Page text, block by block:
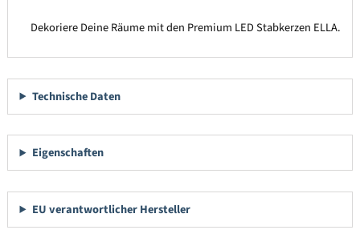
Dekoriere Deine Räume mit den Premium LED Stabkerzen ELLA.
Technische Daten
Eigenschaften
EU verantwortlicher Hersteller